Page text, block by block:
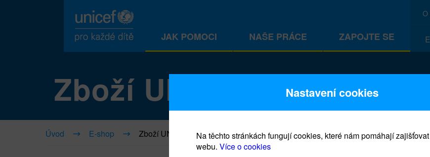
JAK POMOCI NAŠE PRÁCE ZAPOJTE SE
O
Zboží UNICEF
Úvod E-shop Zboží UNICEF
Nastavení cookies
Na těchto stránkách fungují cookies, které nám pomáhají
webu. Více o cookies